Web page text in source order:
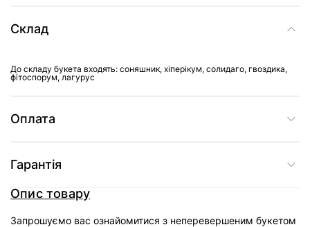
Склад
До складу букета входять: соняшник, хіперікум, солидаго, гвоздика,
фітоспорум, лагурус
Оплата
Гарантія
Опис товару
Запрошуємо вас ознайомитися з неперевершеним букетом